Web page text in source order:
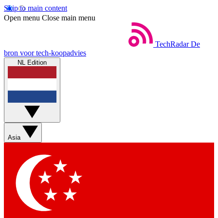
Skip to main content
Open menu Close main menu
TechRadar De
bron voor tech-koopadvies
NL Edition
Asia